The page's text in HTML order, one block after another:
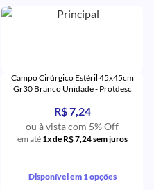
Campo Cirúrgico Estéril 45x45cm
Gr30 Branco Unidade - Protdesc
R$ 7,24
ou à vista com 5% Off
em até 1x de R$ 7,24 sem juros
Disponível em 1 opções